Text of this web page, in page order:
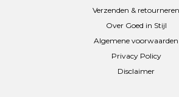
Verzenden & retourneren
Over Goed in Stijl
Algemene voorwaarden
Privacy Policy
Disclaimer